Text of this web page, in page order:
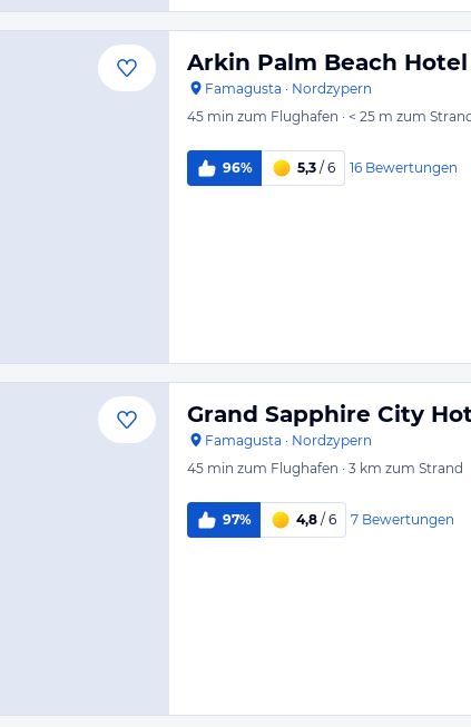
Arkin Palm Beach Hotel
Famagusta · Nordzypern
45 min zum Flughafen · < 25 m zum
96% 5,3 / 6 16 Bewertungen
Grand Sapphire City
Famagusta · Nordzypern
45 min zum Flughafen · 3 km zum Strand
97% 4,8 / 6 7 Bewertungen